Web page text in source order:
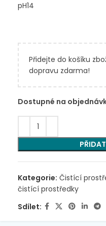
pH14
Přidejte do košíku
dopravu zdarma!
Dostupné na
Kategorie: Čistící
čistící prostředky
Sdílet: